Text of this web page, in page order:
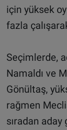
için yüksek
fazla
Seçimlerde,
Namaldı ve
Gönültaş,
rağmen
sıradan